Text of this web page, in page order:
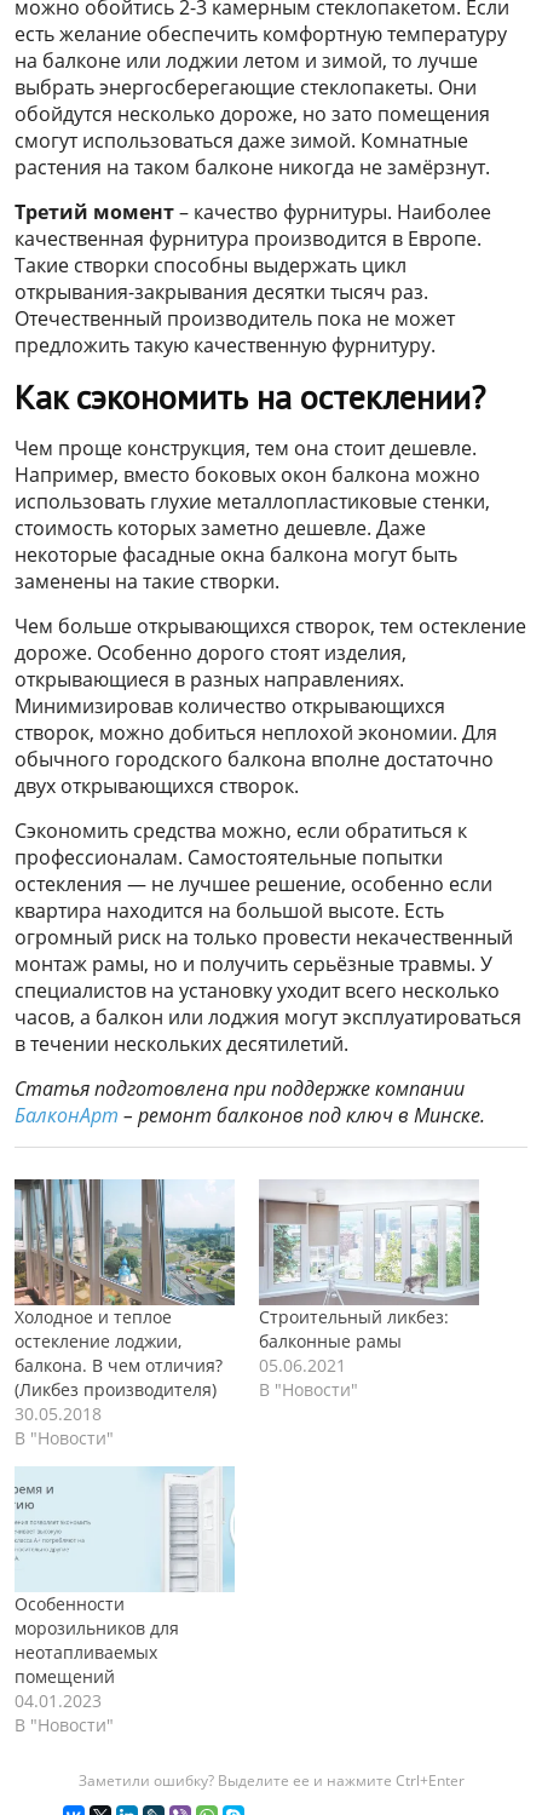
можно обойтись 2-3 камерным стеклопакетом. Если
есть желание обеспечить комфортную температуру
на балконе или лоджии летом и зимой, то лучше
выбрать энергосберегающие стеклопакеты. Они
обойдутся несколько дороже, но зато помещения
смогут использоваться даже зимой. Комнатные
растения на таком балконе никогда не замёрзнут.
Третий момент– качество фурнитуры. Наиболее
качественная фурнитура производится в Европе.
Такие створки способны выдержать цикл
открывания-закрывания десятки тысяч раз.
Отечественный производитель пока не может
предложить такую качественную фурнитуру.
Как сэкономить на остеклении?
Чем проще конструкция, тем она стоит дешевле.
Например, вместо боковых окон балкона можно
использовать глухие металлопластиковые стенки,
стоимость которых заметно дешевле. Даже
некоторые фасадные окна балкона могут быть
заменены на такие створки.
Чем больше открывающихся створок, тем остекление
дороже. Особенно дорого стоят изделия,
открывающиеся в разных направлениях.
Минимизировав количество открывающихся
створок, можно добиться неплохой экономии. Для
обычного городского балкона вполне достаточно
двух открывающихся створок.
Сэкономить средства можно, если обратиться к
профессионалам. Самостоятельные попытки
остекления — не лучшее решение, особенно если
квартира находится на большой высоте. Есть
огромный риск на только провести некачественный
монтаж рамы, но и получить серьёзные травмы. У
специалистов на установку уходит всего несколько
часов, а балкон или лоджия могут эксплуатироваться
в течении нескольких десятилетий.
Статья подготовлена при поддержке компании
БалконАрт – ремонт балконов под ключ в Минске.
Холодное и теплое
остекление лоджии,
балкона. В чем отличия?
(Ликбез производителя)
30.05.2018
В "Новости"
Строительный ликбез:
балконные рамы
05.06.2021
В "Новости"
Особенности
морозильников для
неотапливаемых
помещений
04.01.2023
В "Новости"
Заметили ошибку? Выделите ее и нажмите Ctrl+Enter